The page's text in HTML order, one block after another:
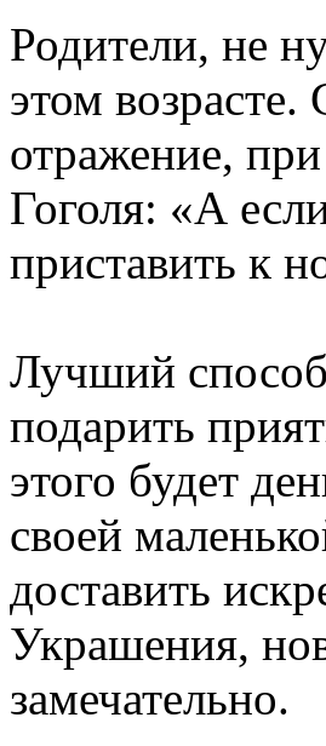
Родители, не
этом
отражение,
Гоголя: «А
приставить к
Лучший способ
подарить
этого будет
своей
доставить
Украшения,
замечательно.